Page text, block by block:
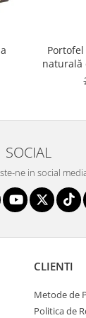
naturală
SOCIAL
ne in social
CLIENTI
Metode de
Politica de